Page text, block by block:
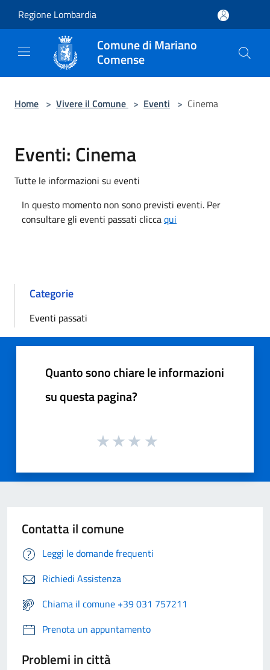
Regione Lombardia
Comune di Mariano
Comense
Home > Vivere il Comune > Eventi > Cinema
Eventi: Cinema
Tutte le informazioni su eventi
In questo momento non sono previsti eventi. Per
consultare gli eventi passati cliccaqui
Categorie
Eventi passati
Quanto sono chiare le informazioni
su questa pagina?
Contatta il comune
Leggi le domande frequenti
Richiedi Assistenza
Chiama il comune +39 031 757211
Prenota un appuntamento
Problemi in città